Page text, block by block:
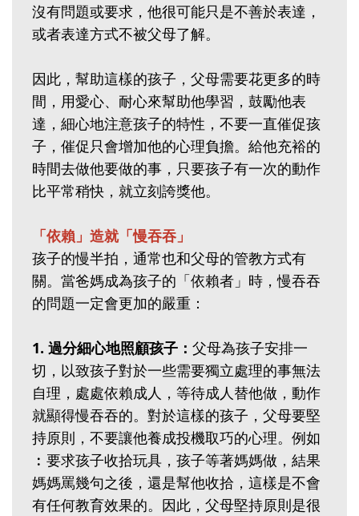
沒有問題或要求，他很可能只是不善於表達，
或者表達方式不被父母了解。
因此，幫助這樣的孩子，父母需要花更多的時
間，用愛心、耐心來幫助他學習，鼓勵他表
達，細心地注意孩子的特性，不要一直催促孩
子，催促只會增加他的心理負擔。給他充裕的
時間去做他要做的事，只要孩子有一次的動作
比平常稍快，就立刻誇獎他。
「依賴」造就「慢吞吞」
孩子的慢半拍，通常也和父母的管教方式有
關。當爸媽成為孩子的「依賴者」時，慢吞吞
的問題一定會更加的嚴重：
1. 過分細心地照顧孩子： 父母為孩子安排一
切，以致孩子對於一些需要獨立處理的事無法
自理，處處依賴成人，等待成人替他做，動作
就顯得慢吞吞的。對於這樣的孩子，父母要堅
持原則，不要讓他養成投機取巧的心理。例如
︰要求孩子收拾玩具，孩子等著媽媽做，結果
媽媽罵幾句之後，還是幫他收拾，這樣是不會
有任何教育效果的。因此，父母堅持原則是很